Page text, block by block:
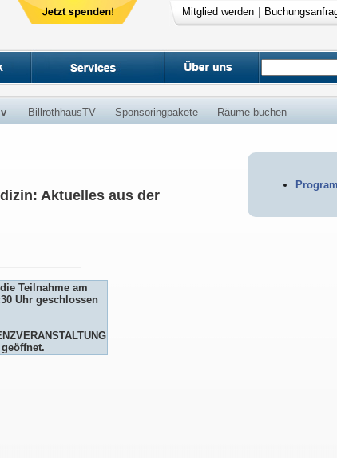
Mitglied werden
BillrothhausTV Sponsoringpakete Räume buchen
Aktuelles aus der
Teilnahme am
Uhr geschlossen